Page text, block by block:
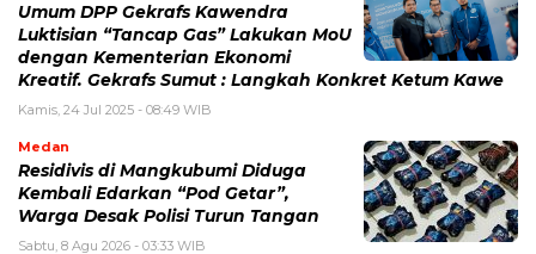
Umum DPP Gekrafs Kawendra
Luktisian “Tancap Gas” Lakukan MoU
dengan Kementerian Ekonomi
Kreatif. Gekrafs Sumut : Langkah Konkret Ketum Kawe
Kamis, 24 Jul 2025 - 08:49 WIB
Medan
Residivis di Mangkubumi Diduga
Kembali Edarkan “Pod Getar”,
Warga Desak Polisi Turun Tangan
Sabtu, 8 Agu 2026 - 03:33 WIB